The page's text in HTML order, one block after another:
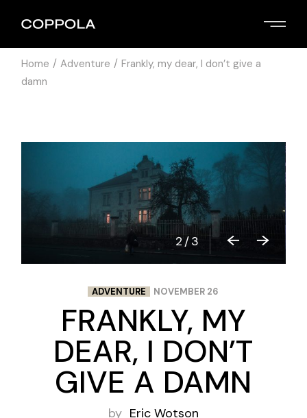
Home Adventure
Frankly, my dear, I don’t give a
damn
3 /3
ADVENTURE NOVEMBER 26
FRANKLY, MY
DEAR, I DON’T
GIVE A DAMN
by Eric Wotson